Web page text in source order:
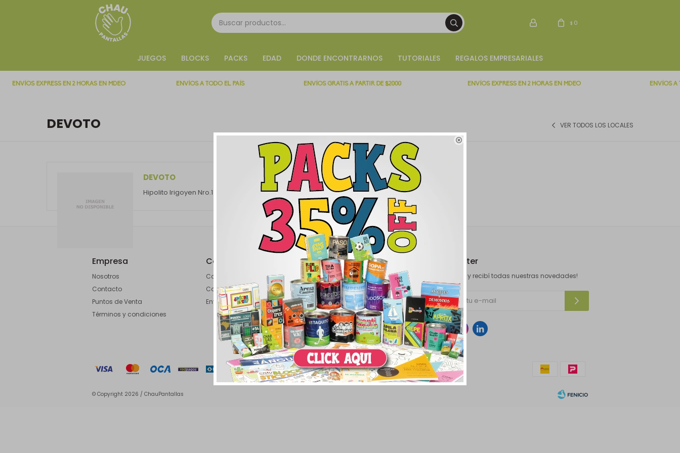

JUEGOS BLOCKS PACKS EDAD DONDE ENCONTRARNOS TUTORIALES REGALOS EMPRESARIALES
$ 0
DEVOTO VER TODOS LOS LOCALES
DEVOTO
Hipolito Irigoyen Nro.1444, Montevideo - Montevideo.
Empresa
Nosotros
Contacto
Puntos de Venta
Términos y condiciones
Compra
Como comprar
Condiciones de compra
Envíos y devoluciones
Mi Cuenta
Mi cuenta
Mis compras
Mis direcciones
Wish List
Newsletter
¡Suscribite y recibí todas nuestras novedades!
  
© Copyright 2026 / ChauPantallas